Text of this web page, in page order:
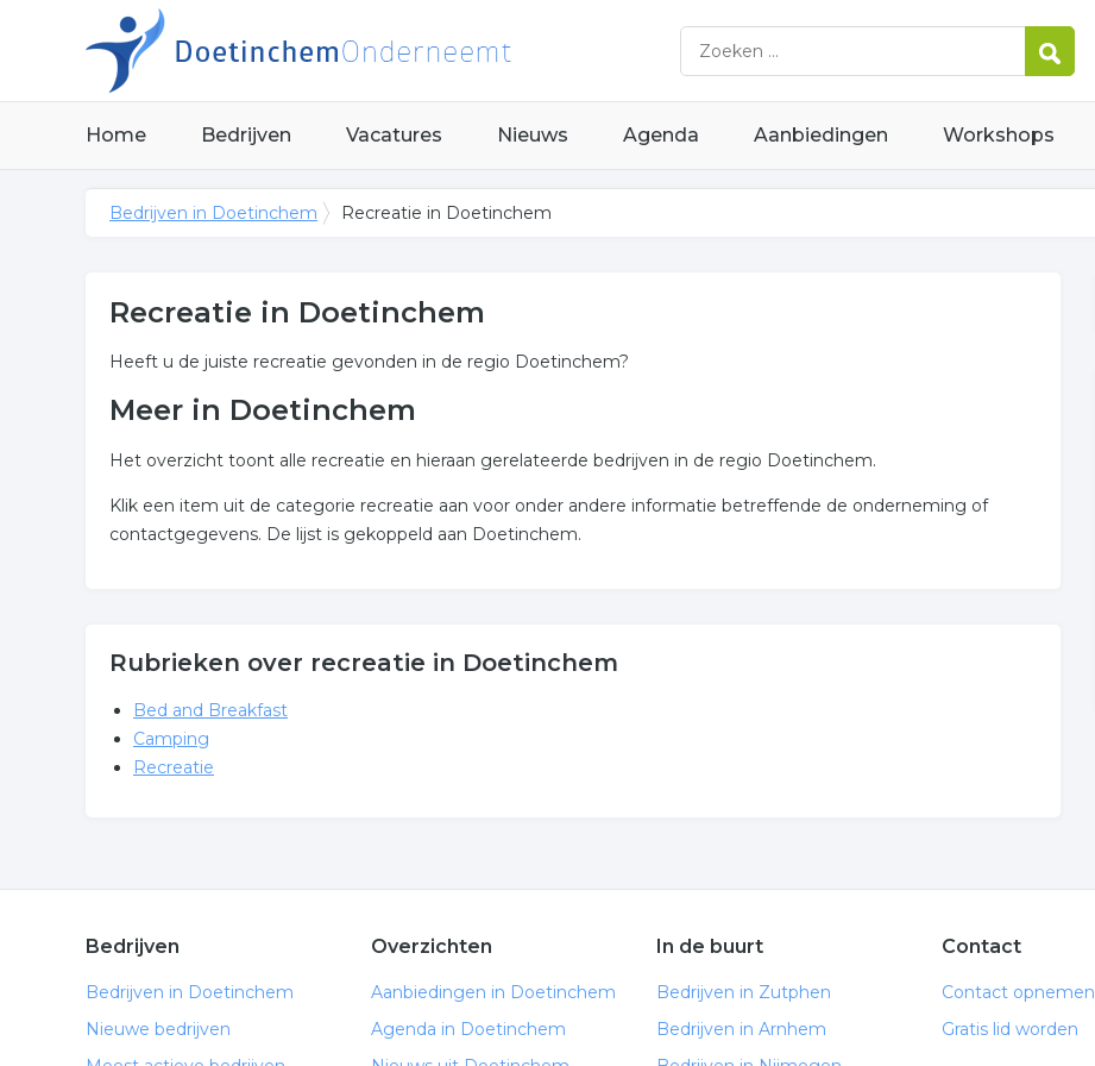
Home Bedrijven Vacatures Nieuws Agenda Aanbiedingen Workshops
Bedrijven in Doetinchem Recreatie in Doetinchem
Recreatie in Doetinchem
Heeft u de juiste recreatie gevonden in de regio Doetinchem?
Meer in Doetinchem
Het overzicht toont alle recreatie en hieraan gerelateerde bedrijven in de regio Doetinchem.
Klik een item uit de categorie recreatie aan voor onder andere informatie betreffende de onderneming of
contactgegevens. De lijst is gekoppeld aan Doetinchem.
Rubrieken over recreatie in Doetinchem
Bed and Breakfast
Camping
Recreatie
Bedrijven
Bedrijven in Doetinchem
Nieuwe bedrijven
Overzichten
Aanbiedingen in Doetinchem
Agenda in Doetinchem
In de buurt
Bedrijven in Zutphen
Bedrijven in Arnhem
Contact
Contact opnemen
Gratis lid worden